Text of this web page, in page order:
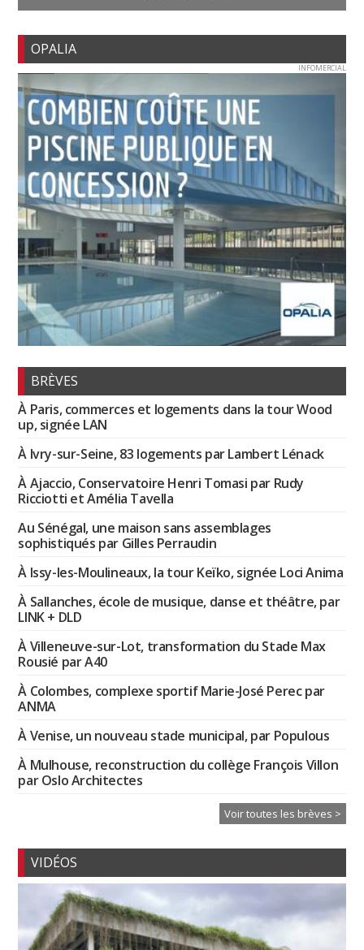
OPALIA
INFOMERCIAL
BRÈVES
À Paris, commerces et logements dans la tour Wood
up, signée LAN
À Ivry-sur-Seine, 83 logements par Lambert Lénack
À Ajaccio, Conservatoire Henri Tomasi par Rudy
Ricciotti et Amélia Tavella
Au Sénégal, une maison sans assemblages
sophistiqués par Gilles Perraudin
À Issy-les-Moulineaux, la tour Keïko, signée Loci Anima
À Sallanches, école de musique, danse et théâtre, par
LINK + DLD
À Villeneuve-sur-Lot, transformation du Stade Max
Rousié par A40
À Colombes, complexe sportif Marie-José Perec par
ANMA
À Venise, un nouveau stade municipal, par Populous
À Mulhouse, reconstruction du collège François Villon
par Oslo Architectes
Voir toutes les brèves >
VIDÉOS